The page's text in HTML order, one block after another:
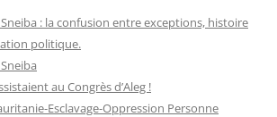
: la confusion entre exceptions, histoire
politique.
au Congrès d’Aleg !
Esclavage-Oppression Personne